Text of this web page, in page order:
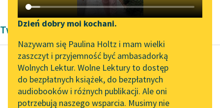
Katalog DAISY
Podkasty o książkach
Zgłoś brak utworu
Aktualności
„Prokurator Alicja Horn”
do słuchania
Byliśmy częścią AI Impact
Narzędzia
Mapa Wolnych Lektur
Leśmianator
Przewodnik dla piszących i
Dzień dobry moi kochani.
Nazywam się Paulina Holtz i mam wielki
zaszczyt i przyjemność być ambasadorką
Wolnych Lektur. Wolne Lektury to dostęp
do bezpłatnych książek, do bezpłatnych
audiobooków i różnych publikacji. Ale oni
potrzebują naszego wsparcia. Musimy nie
Twórczość Maurycy Schlanger
Maurycy Schlanger
Idę...